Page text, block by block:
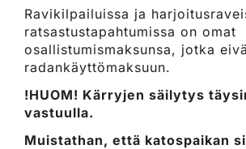
Ravikilpailuissa ja
ratsastustapahtumissa on omat
osallistumismaksunsa, jotka
radankäyttömaksuun.
!HUOM! Kärryjen säilytys
vastuulla.
Muistathan, että katospaikan